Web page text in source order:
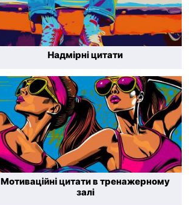
Надмірні цитати
Мотиваційні цитати в тренажерному
залі